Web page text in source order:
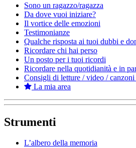
Sono un ragazzo/ragazza
Da dove vuoi iniziare?
Il vortice delle emozioni
Testimonianze
Qualche risposta ai tuoi dubbi e
Ricordare chi hai perso
Un posto per i tuoi ricordi
Ricordare nella quotidianità e in
Consigli di letture / video /
La mia area
Strumenti
L’albero della memoria